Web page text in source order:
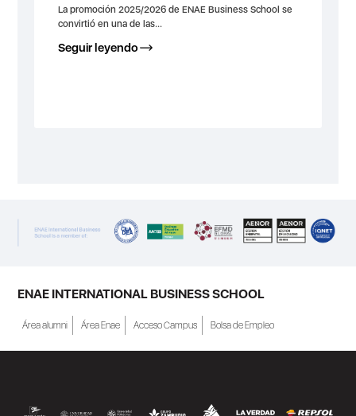
La promoción 2025/2026 de ENAE Business School se
convirtió en una de las...
Seguir leyendo
ENAE INTERNATIONAL BUSINESS SCHOOL
Área alumni Área Enae Acceso Campus Bolsa de Empleo